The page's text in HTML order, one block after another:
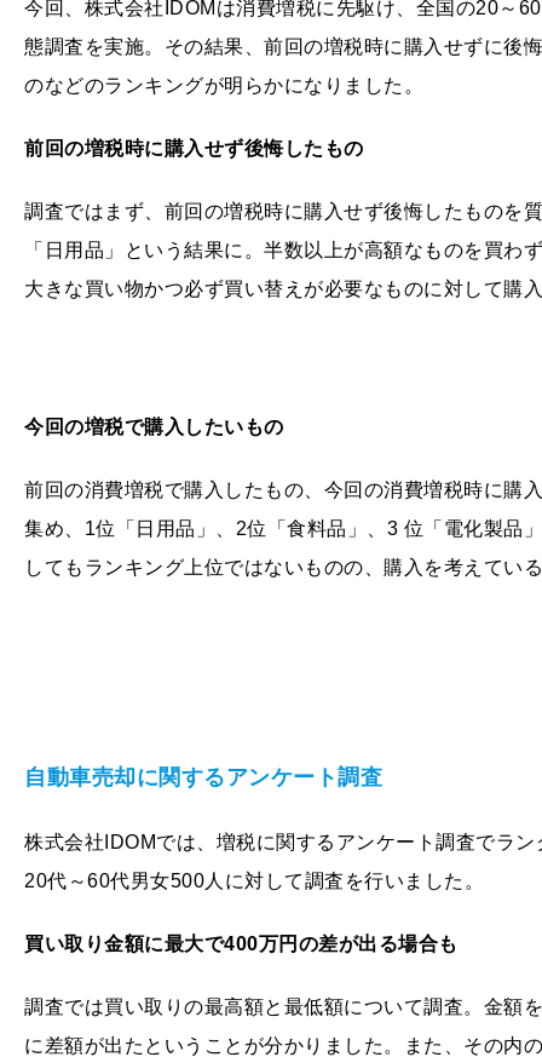
今回、株式会社IDOMは消費増税に先駆け、全国の20～
態調査を実施。その結果、前回の増税時に購入せずに後
のなどのランキングが明らかになりました。
前回の増税時に購入せず後悔したもの
調査ではまず、前回の増税時に購入せず後悔したものを
「日用品」という結果に。半数以上が高額なものを買
大きな買い物かつ必ず買い替えが必要なものに対して購
今回の増税で購入したいもの
前回の消費増税で購入したもの、今回の消費増税時に購
集め、1位「日用品」、2位「食料品」、3 位「電化製品
してもランキング上位ではないものの、購入を考えてい
自動車売却に関するアンケート調査
株式会社IDOMでは、増税に関するアンケート調査でラ
20代～60代男女500人に対して調査を行いました。
買い取り金額に最大で400万円の差が出る場合も
調査では買い取りの最高額と最低額について調査。金額
に差額が出たということが分かりました。また、その内